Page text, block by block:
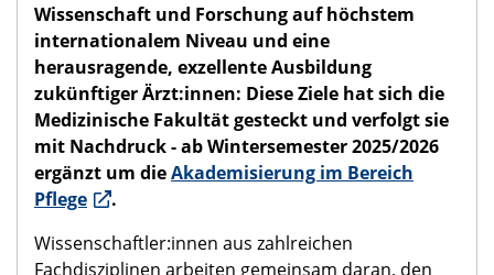
Wissenschaft und Forschung auf höchstem
internationalem Niveau und eine
herausragende, exzellente Ausbildung
zukünftiger Ärzt:innen: Diese Ziele hat sich die
Medizinische Fakultät gesteckt und verfolgt sie
mit Nachdruck - ab Wintersemester 2025/2026
ergänzt um dieAkademisierung im Bereich
Pflege
.
Wissenschaftler:innen aus zahlreichen
Fachdisziplinen arbeiten gemeinsam daran, den